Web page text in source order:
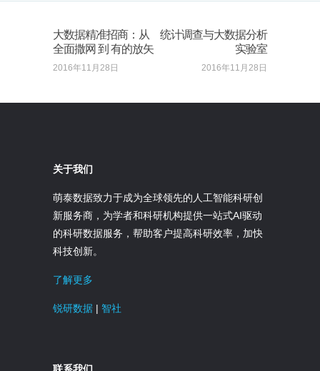
大数据精准招商：从
全面撒网 到 有的放矢
2016年11月28日
统计调查与大数据分析
实验室
2016年11月28日
关于我们
萌泰数据致力于成为全球领先的人工智能科研创
新服务商，为学者和科研机构提供一站式AI驱动
的科研数据服务，帮助客户提高科研效率，加快
科技创新。
了解更多
锐研数据 | 智社